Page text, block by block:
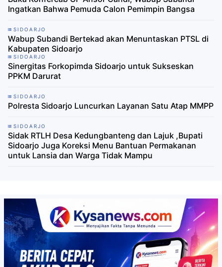
Ingatkan Bahwa Pemuda Calon Pemimpin Bangsa
SIDOARJO
Wabup Subandi Bertekad akan Menuntaskan PTSL di
Kabupaten Sidoarjo
SIDOARJO
Sinergitas Forkopimda Sidoarjo untuk Sukseskan
PPKM Darurat
SIDOARJO
Polresta Sidoarjo Luncurkan Layanan Satu Atap MMPP
SIDOARJO
Sidak RTLH Desa Kedungbanteng dan Lajuk ,Bupati
Sidoarjo Juga Koreksi Menu Bantuan Permakanan
untuk Lansia dan Warga Tidak Mampu